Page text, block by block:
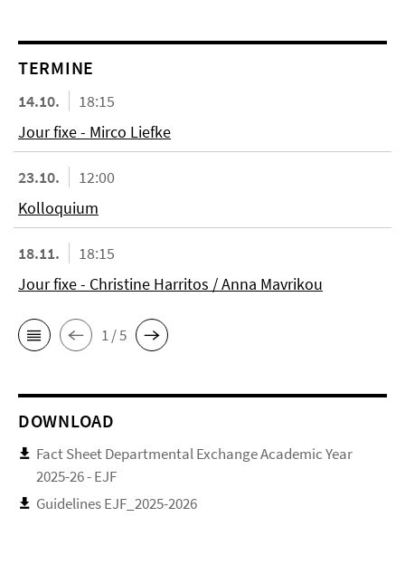
TERMINE
14.10.
18:15
Jour fixe - Mirco Liefke
23.10.
12:00
Kolloquium
18.11.
18:15
Jour fixe - Christine Harritos / Anna Mavrikou
1 / 5
DOWNLOAD
Fact Sheet Departmental Exchange Academic Year
2025-26 - EJF
Guidelines EJF_2025-2026